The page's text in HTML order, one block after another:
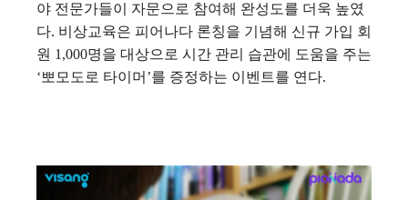
야 전문가들이 자문으로 참여해 완성도를 더욱 높였
다. 비상교육은 피어나다 론칭을 기념해 신규 가입 회
원 1,000명을 대상으로 시간 관리 습관에 도움을 주는
‘뽀모도로 타이머’를 증정하는 이벤트를 연다.